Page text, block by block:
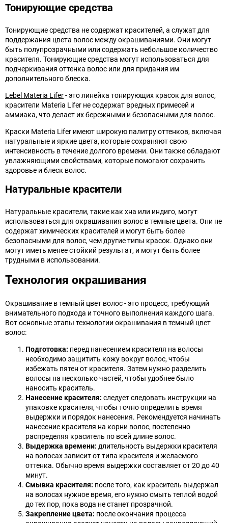
Тонирующие средства
Тонирующие средства не содержат красителей, а служат для
поддержания цвета волос между окрашиваниями. Они могут
быть полупрозрачными или содержать небольшое количество
красителя. Тонирующие средства могут использоваться для
подчеркивания оттенка волос или для придания им
дополнительного блеска.
Lebel Materia Lifer- это линейка тонирующих красок для волос,
красители Materia Lifer не содержат вредных примесей и
аммиака, что делает их бережными и безопасными для волос.
Краски Materia Lifer имеют широкую палитру оттенков, включая
натуральные и яркие цвета, которые сохраняют свою
интенсивность в течение долгого времени. Они также обладают
увлажняющими свойствами, которые помогают сохранить
здоровье и блеск волос.
Натуральные красители
Натуральные красители, такие как хна или индиго, могут
использоваться для окрашивания волос в темные цвета. Они не
содержат химических красителей и могут быть более
безопасными для волос, чем другие типы красок. Однако они
могут иметь менее стойкий результат, и могут быть более
трудными в использовании.
Технология окрашивания
Окрашивание в темный цвет волос - это процесс, требующий
внимательного подхода и точного выполнения каждого шага.
Вот основные этапы технологии окрашивания в темный цвет
волос:
Подготовка: перед нанесением красителя на волосы
необходимо защитить кожу вокруг волос, чтобы
избежать пятен от красителя. Затем нужно разделить
волосы на несколько частей, чтобы удобнее было
наносить краситель.
Нанесение красителя: следует следовать инструкции на
упаковке красителя, чтобы точно определить время
выдержки и порядок нанесения. Рекомендуется начинать
нанесение красителя на корни волос, постепенно
распределяя краситель по всей длине волос.
Выдержка времени: длительность выдержки красителя
на волосах зависит от типа красителя и желаемого
оттенка. Обычно время выдержки составляет от 20 до 40
минут.
Смывка красителя: после того, как краситель выдержал
на волосах нужное время, его нужно смыть теплой водой
до тех пор, пока вода не станет прозрачной.
Закрепление цвета: после окончания процесса